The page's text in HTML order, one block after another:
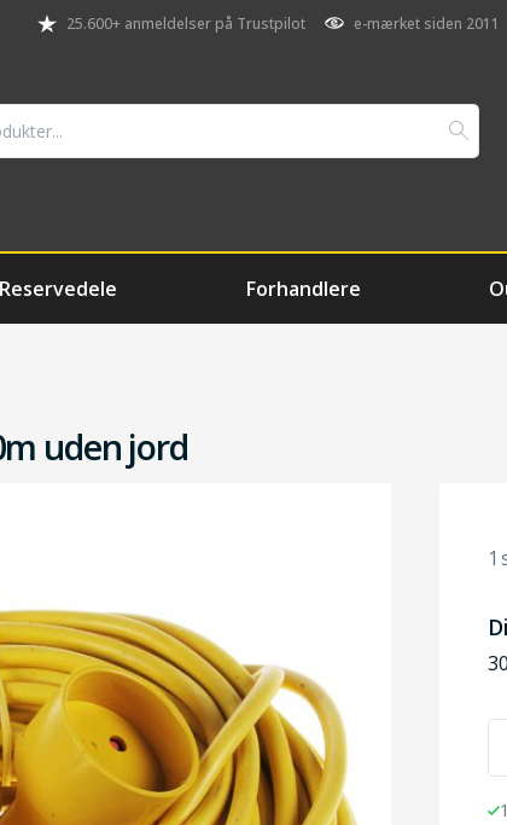
25.600+ anmeldelser på Trustpilot e-mærket siden 2011
Reservedele Forhandlere
uden jord